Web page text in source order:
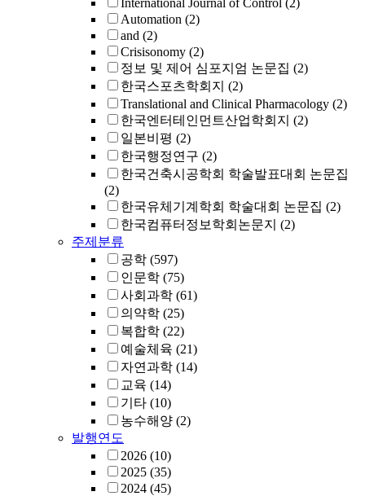
International Journal of Control (2)
Automation (2)
and (2)
Crisisonomy (2)
정보 및 제어 심포지엄 논문집 (2)
한국스포츠학회지 (2)
Translational and Clinical Pharmacology (2)
한국엔터테인먼트산업학회지 (2)
일본비평 (2)
한국행정연구 (2)
한국건축시공학회 학술발표대회 논문집
(2)
한국유체기계학회 학술대회 논문집 (2)
한국컴퓨터정보학회논문지 (2)
주제분류
공학 (597)
인문학 (75)
사회과학 (61)
의약학 (25)
복합학 (22)
예술체육 (21)
자연과학 (14)
교육 (14)
기타 (10)
농수해양 (2)
발행연도
2026 (10)
2025 (35)
2024 (45)